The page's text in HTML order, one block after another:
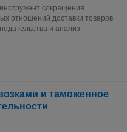
сокращения
отношений доставки товаров
и анализ
и таможенное